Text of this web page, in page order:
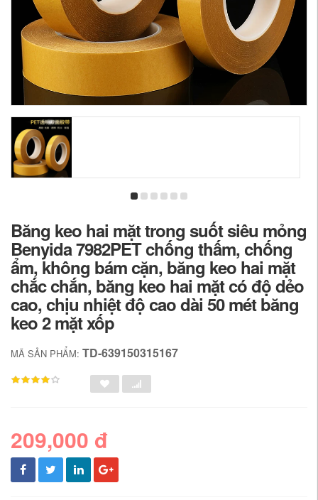
Băng keo hai mặt trong suốt siêu mỏng
Benyida 7982PET chống thấm, chống
ẩm, không bám cặn, băng keo hai mặt
chắc chắn, băng keo hai mặt có độ dẻo
cao, chịu nhiệt độ cao dài 50 mét băng
keo 2 mặt xốp
MÃ SẢN PHẨM: TD-639150315167
209,000 đ